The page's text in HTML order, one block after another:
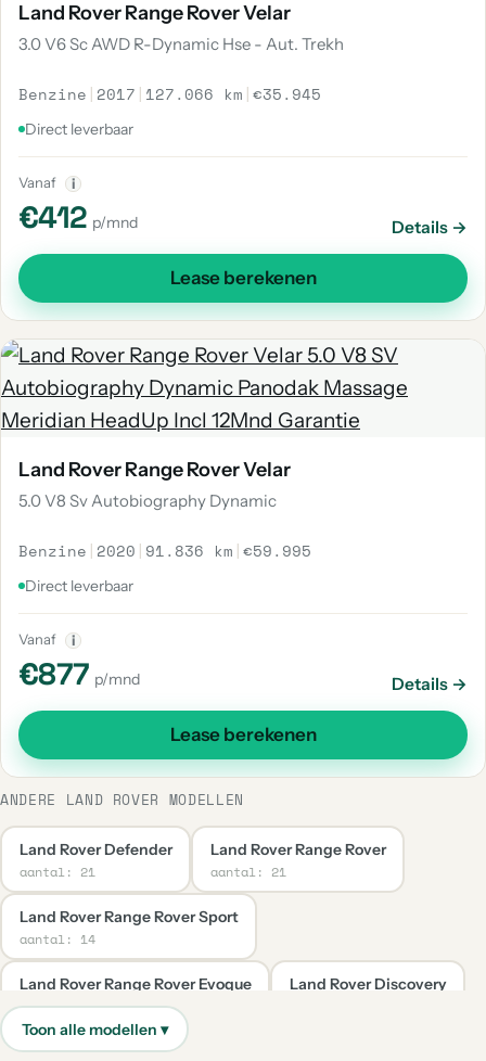
Land Rover Range Rover Velar
3.0 V6 Sc AWD R-Dynamic Hse - Aut. Trekh
Benzine | 2017 | 127.066 km |€35.945
Direct leverbaar
Vanaf i
€412 p/mnd Details →
Lease berekenen
Land Rover Range Rover Velar
5.0 V8 Sv Autobiography Dynamic
Benzine | 2020 | 91.836 km |€59.995
Direct leverbaar
Vanaf i
€877 p/mnd Details →
Lease berekenen
ANDERE LAND ROVER MODELLEN
Land Rover Defender
aantal: 21
Land Rover Range Rover
aantal: 21
Land Rover Range Rover Sport
aantal: 14
Land Rover Range Rover Evoque
aantal: 9
Land Rover Discovery
Land Rover Discovery Sport